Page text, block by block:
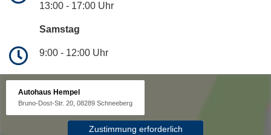
13:00 - 17:00 Uhr
Samstag
9:00 - 12:00 Uhr
Autohaus Hempel
Bruno-Dost-Str. 20, 08289 Schneeberg
Zustimmung erforderlich